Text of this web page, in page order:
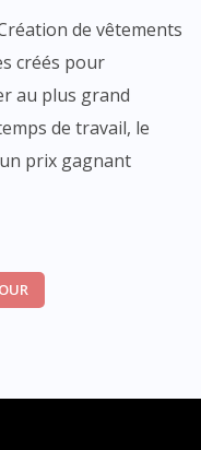
de vêtements
créés pour
au plus grand
de travail, le
prix gagnant